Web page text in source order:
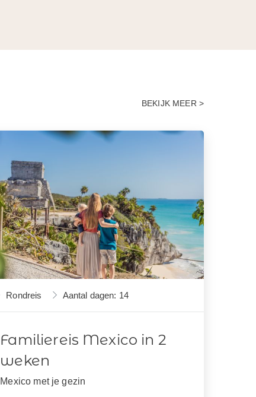
BEKIJK MEER >
Rondreis Aantal dagen: 14
Familiereis Mexico in 2
weken
Mexico met je gezin